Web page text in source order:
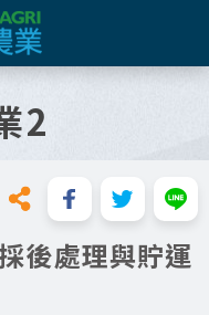
2
後處理與貯運
畜禽產業
亮點專輯
資料集